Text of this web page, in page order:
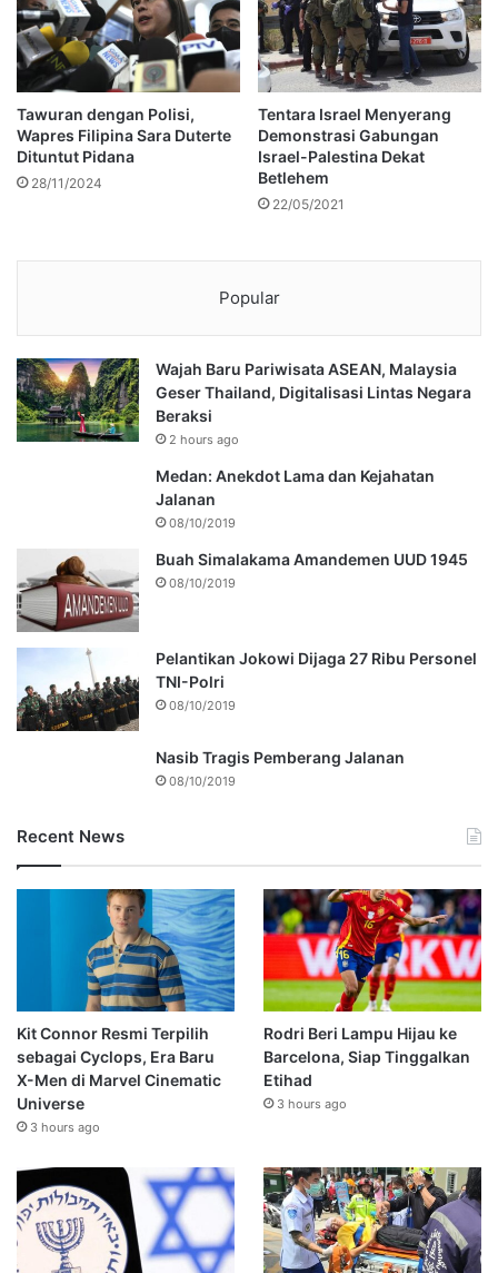
Tawuran dengan Polisi,
Wapres Filipina Sara Duterte
Dituntut Pidana
28/11/2024
Tentara Israel Menyerang
Demonstrasi Gabungan
Israel-Palestina Dekat
Betlehem
22/05/2021
Popular
Wajah Baru Pariwisata ASEAN, Malaysia
Geser Thailand, Digitalisasi Lintas Negara
Beraksi
2 hours ago
Medan: Anekdot Lama dan Kejahatan
Jalanan
08/10/2019
Buah Simalakama Amandemen UUD 1945
08/10/2019
Pelantikan Jokowi Dijaga 27 Ribu Personel
TNI-Polri
08/10/2019
Nasib Tragis Pemberang Jalanan
08/10/2019
Recent News
Kit Connor Resmi Terpilih
sebagai Cyclops, Era Baru
X-Men di Marvel Cinematic
Universe
3 hours ago
Rodri Beri Lampu Hijau ke
Barcelona, Siap Tinggalkan
Etihad
3 hours ago